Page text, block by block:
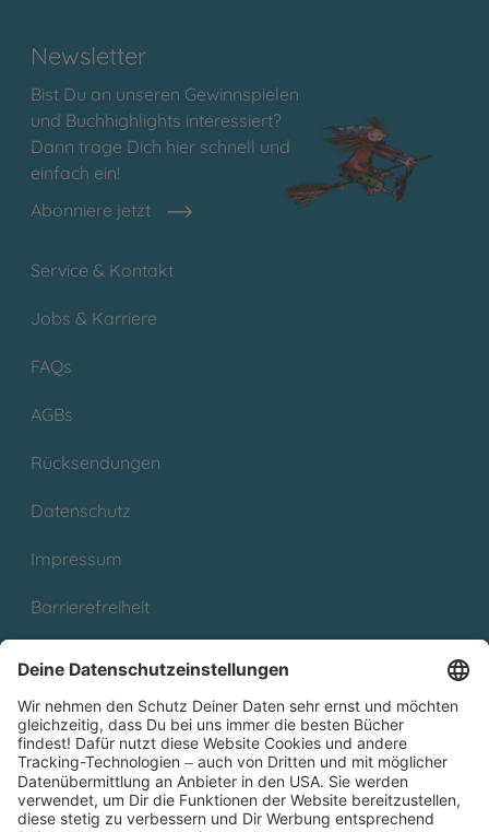
Newsletter
Bist Du an unseren Gewinnspielen
und Buchhighlights interessiert?
Dann trage Dich hier schnell und
einfach ein!
Abonniere jetzt
Service & Kontakt
Jobs & Karriere
FAQs
AGBs
Rücksendungen
Datenschutz
Impressum
Barrierefreiheit
Partnerprogramm (Affiliate)
Folge uns auf